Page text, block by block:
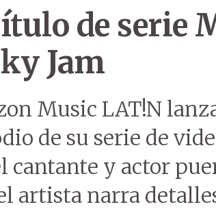
de serie
Jam
Music LAT!N
de su serie de
cantante y actor
artista narra